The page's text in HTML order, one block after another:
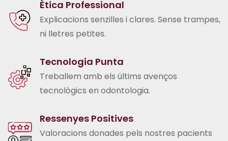
Ètica Professional
Explicacions senzilles i clares. Sense trampes,
ni lletres petites.
Tecnologia Punta
Treballem amb els últims avenços
tecnològics en odontologia.
Ressenyes Positives
Valoracions donades pels nostres pacients